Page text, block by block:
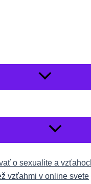
o sexualite a
vzťahmi v online svete